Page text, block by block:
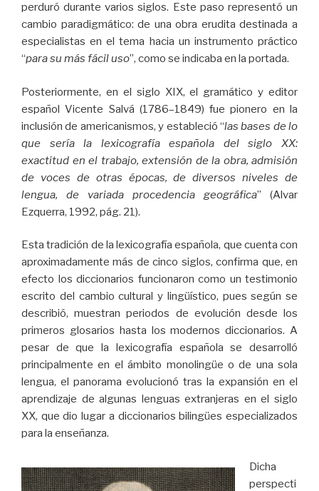
perduró durante varios siglos. Este paso representó un
cambio paradigmático: de una obra erudita destinada a
especialistas en el tema hacia un instrumento práctico
“para su más fácil uso”, como se indicaba en la portada.
Posteriormente, en el siglo XIX, el gramático y editor
español Vicente Salvá (1786–1849) fue pionero en la
inclusión de americanismos, y estableció “las bases de lo
que sería la lexicografía española del siglo XX:
exactitud en el trabajo, extensión de la obra, admisión
de voces de otras épocas, de diversos niveles de
lengua, de variada procedencia geográfica” (Alvar
Ezquerra, 1992, pág. 21).
Esta tradición de la lexicografía española, que cuenta con
aproximadamente más de cinco siglos, confirma que, en
efecto los diccionarios funcionaron como un testimonio
escrito del cambio cultural y lingüístico, pues según se
describió, muestran periodos de evolución desde los
primeros glosarios hasta los modernos diccionarios. A
pesar de que la lexicografía española se desarrolló
principalmente en el ámbito monolingüe o de una sola
lengua, el panorama evolucionó tras la expansión en el
aprendizaje de algunas lenguas extranjeras en el siglo
XX, que dio lugar a diccionarios bilingües especializados
para la enseñanza.
Dicha
perspecti